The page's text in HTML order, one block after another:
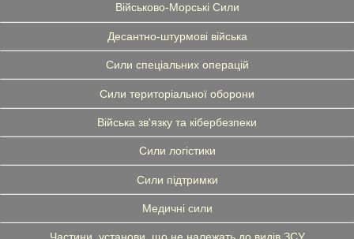
Військово-Морські Сили
Десантно-штурмові війська
Сили спеціальних операцій
Сили територіальної оборони
Війська зв'язку та кібербезпеки
Сили логістики
Сили підтримки
Медичні сили